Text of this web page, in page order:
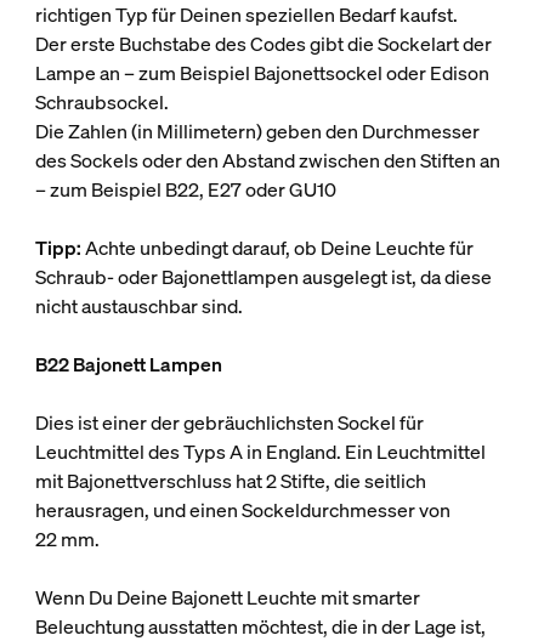
richtigen Typ für Deinen speziellen Bedarf kaufst.
Der erste Buchstabe des Codes gibt die Sockelart der
Lampe an – zum Beispiel Bajonettsockel oder Edison
Schraubsockel.
Die Zahlen (in Millimetern) geben den Durchmesser
des Sockels oder den Abstand zwischen den Stiften an
– zum Beispiel B22, E27 oder GU10
Tipp:Achte unbedingt darauf, ob Deine Leuchte für
Schraub- oder Bajonettlampen ausgelegt ist, da diese
nicht austauschbar sind.
B22 Bajonett Lampen
Dies ist einer der gebräuchlichsten Sockel für
Leuchtmittel des Typs A in England. Ein Leuchtmittel
mit Bajonettverschluss hat 2 Stifte, die seitlich
herausragen, und einen Sockeldurchmesser von
22 mm.
Wenn Du Deine Bajonett Leuchte mit smarter
Beleuchtung ausstatten möchtest, die in der Lage ist,